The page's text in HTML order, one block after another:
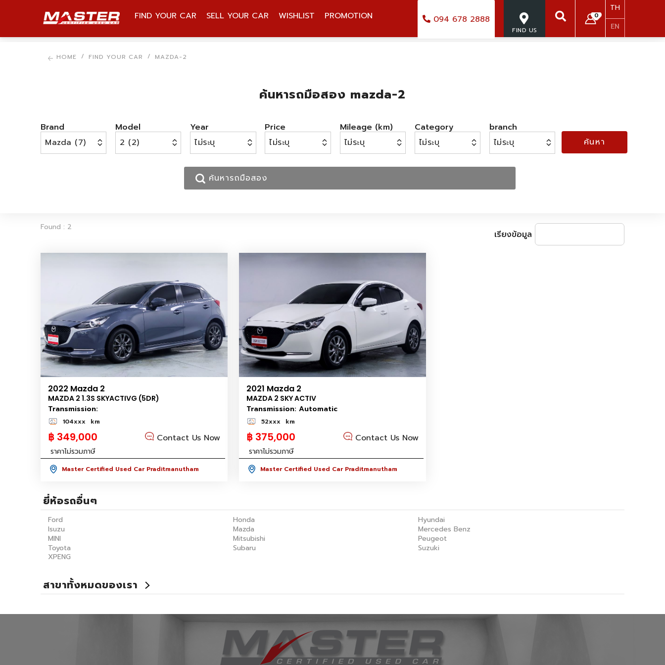
FIND YOUR CAR SELL YOUR CAR WISHLIST PROMOTION
TH
EN
0
FIND US
094 678 2888
BRAND, MODEL, STOCK
HOME FIND YOUR CAR MAZDA-2
ค้นหารถมือสอง mazda-2
Brand Model Year Price Mileage (km) Category
branch
ค้นหา
Found : 2
เรียงข้อมูล
2022 Mazda 2
MAZDA 2 1.3S SKYACTIVG (5DR)
Transmission:
104xxx km
฿ 349,000 Contact Us Now
ราคาไม่รวมภาษี
Master Certified Used Car Praditmanutham
2021 Mazda 2
MAZDA 2 SKY ACTIV
Transmission: Automatic
52xxx km
฿ 375,000 Contact Us Now
ราคาไม่รวมภาษี
Master Certified Used Car Praditmanutham
ยี่ห้อรถอื่นๆ
Ford Honda
Hyundai
Isuzu
Mazda
Mercedes Benz
MINI
Mitsubishi
Peugeot
Toyota
Subaru
Suzuki
XPENG
สาขาทั้งหมดของเรา
MINI NEXT USED CAR เอกมัย